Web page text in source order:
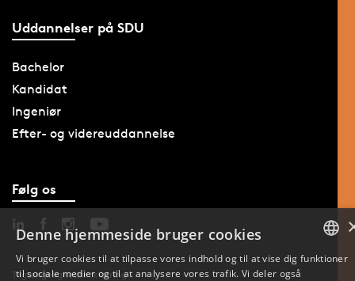
Uddannelser på SDU
Bachelor
Kandidat
Ingeniør
Efter- og videreuddannelse
Følg os
Tilgængelighedserklæring
Denne hjemmeside bruger cookies
Vi bruger cookies til at tilpasse vores indhold og til at vise dig funktioner
til sociale medier og til at analysere vores trafik. Vi deler også